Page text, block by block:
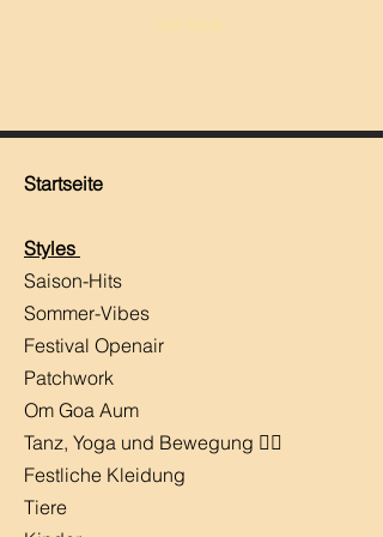
inkl. MwSt.
Startseite
Styles
Saison-Hits
​Sommer-Vibes
Festival Openair
Patchwork
Om Goa Aum
Tanz, Yoga und Bewegung 🧘‍♀️
Festliche Kleidung
Tiere